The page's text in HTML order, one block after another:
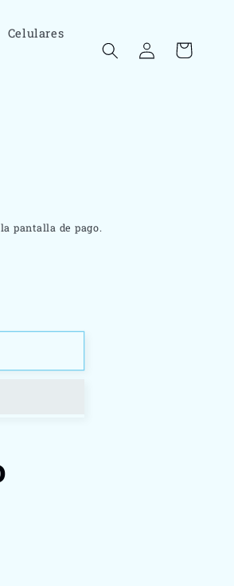
Celulares
Iniciar
sesión
Carrito
pantalla de pago.